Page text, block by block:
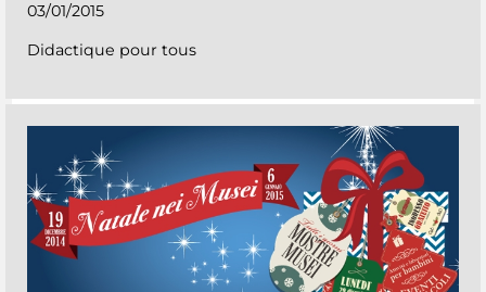
03/01/2015
Didactique pour tous